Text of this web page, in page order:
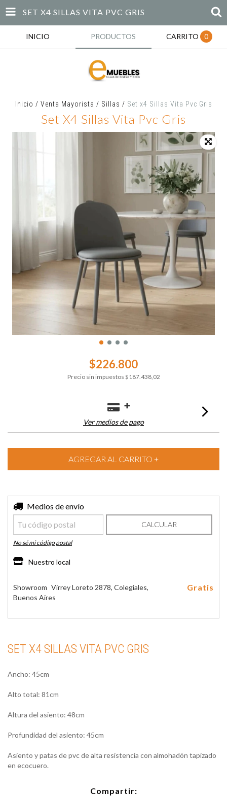
SET X4 SILLAS VITA PVC GRIS
INICIO PRODUCTOS CARRITO 0
Inicio / Venta Mayorista / Sillas / Set x4 Sillas Vita Pvc Gris
Set X4 Sillas Vita Pvc Gris
$226.800
Precio sin impuestos $187.438,02
Ver medios de pago
Entregas para el CP:
Medios de envío
CALCULAR
No sé mi código postal
Nuestro local
Showroom Virrey Loreto 2878, Colegiales,
Buenos Aires
Gratis
SET X4 SILLAS VITA PVC GRIS
Ancho: 45cm
Alto total: 81cm
Altura del asiento: 48cm
Profundidad del asiento: 45cm
Asiento y patas de pvc de alta resistencia con almohadón tapizado
en ecocuero.
Compartir: